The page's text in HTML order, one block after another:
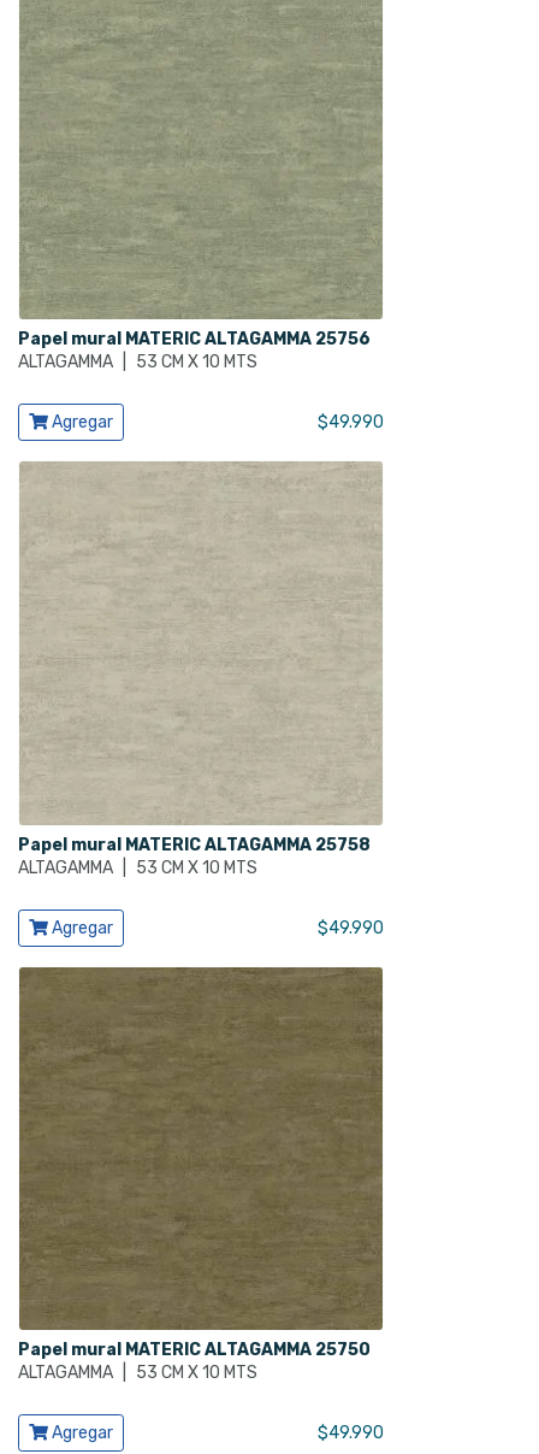
Papel mural MATERIC ALTAGAMMA 25756
ALTAGAMMA
53 CM X 10 MTS
Ver producto
Agregar $49.990
Papel mural MATERIC ALTAGAMMA 25758
ALTAGAMMA
53 CM X 10 MTS
Ver producto
Agregar $49.990
Papel mural MATERIC ALTAGAMMA 25750
ALTAGAMMA
53 CM X 10 MTS
Ver producto
Agregar $49.990